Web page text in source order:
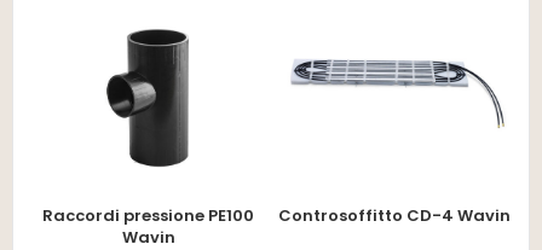
Raccordi pressione PE100
Wavin
Controsoffitto CD-4 Wavin